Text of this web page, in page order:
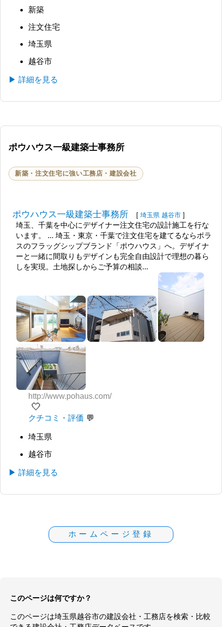
新築
注文住宅
埼玉県
越谷市
▶ 詳細を見る
ポウハウス一級建築士事務所
新築・注文住宅に強い工務店・建設会社
ポウハウス一級建築士事務所 [ 埼玉県 越谷市 ]
埼玉、千葉を中心にデザイナー注文住宅の設計施工を行な
います。 ... 埼玉・東京・千葉で注文住宅を建てるならポラ
スのフラッグシップブランド「ポウハウス」へ。デザイナ
ーと一緒に間取りもデザインも完全自由設計で理想の暮ら
しを実現。土地探しからご予算の相談...
http://www.pohaus.com/
🤍
クチコミ・評価
埼玉県
越谷市
▶ 詳細を見る
ホームページ登録
このページは何ですか？
このページは埼玉県越谷市の建設会社・工務店を検索・比較